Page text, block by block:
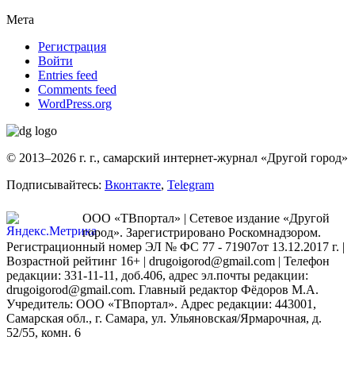
Мета
Регистрация
Войти
Entries feed
Comments feed
WordPress.org
© 2013–2026 г. г., самарский интернет-журнал «Другой город»
Подписывайтесь: Вконтакте, Telegram
ООО «ТВпортал» | Сетевое издание «Другой
город». Зарегистрировано Роскомнадзором.
Регистрационный номер ЭЛ № ФС 77 - 71907от 13.12.2017 г. |
Возрастной рейтинг 16+ | drugoigorod@gmail.com | Телефон
редакции: 331-11-11, доб.406, адрес эл.почты редакции:
drugoigorod@gmail.com. Главный редактор Фёдоров М.А.
Учредитель: ООО «ТВпортал». Адрес редакции: 443001,
Самарская обл., г. Самара, ул. Ульяновская/Ярмарочная, д.
52/55, комн. 6